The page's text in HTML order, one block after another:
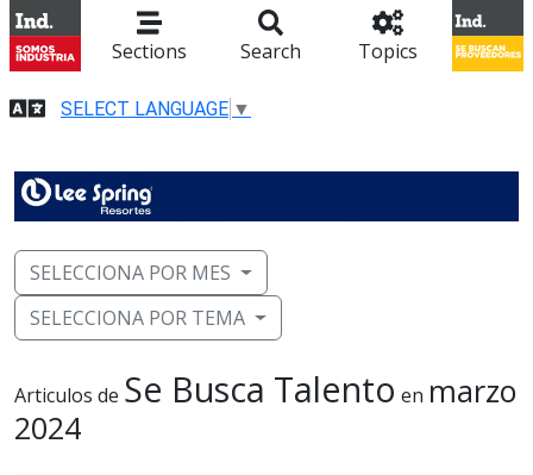
Sections Search Topics
SELECT LANGUAGE ▼
SELECCIONA POR MES
SELECCIONA POR TEMA
Articulos de Se Busca Talento en marzo
2024